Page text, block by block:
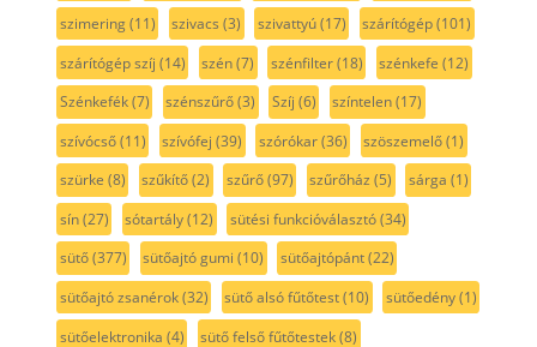
szimering(11) szivacs (3) szivattyú(17) szárítógép(101)
szárítógép szíj (14) szén(7) szénfilter(18) szénkefe (12)
Szénkefék(7) szénszűrő(3) Szíj (6) színtelen(17)
szívócső(11) szívófej (39) szórókar(36) szöszemelő(1)
szürke (8) szűkítő(2) szűrő(97) szűrőház (5) sárga (1)
sín(27) sótartály(12) sütési funkcióválasztó(34)
sütő(377) sütőajtó gumi (10) sütőajtópánt(22)
sütőajtó zsanérok(32) sütő alsó fűtőtest(10) sütőedény(1)
sütőelektronika (4) sütő felső fűtőtestek(8)